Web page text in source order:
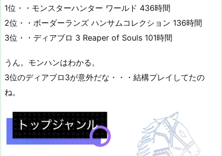
1位・・モンスターハンター ワールド 436時間
2位・・ボーダーランズ ハンサムコレクション 136時間
3位・・ディアブロ 3 Reaper of Souls 101時間
うん。モンハンはわかる。
3位のディアブロ3が意外だな・・・結構プレイしてたの
ね。